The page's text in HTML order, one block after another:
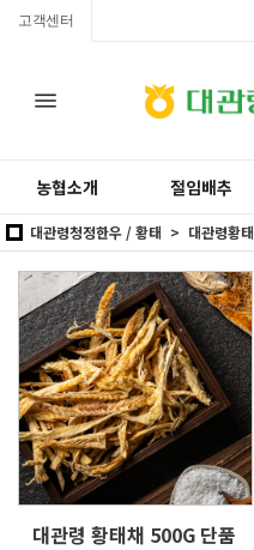
고객센터
농협소개 절임배추
대관령청정한우 / 황태 대관령황태
대관령 황태채 500G 단품